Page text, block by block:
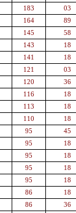
183 03
164 89
145 58
143 18
141 18
121 03
120 36
116 18
113 18
110 18
95 45
95 18
95 18
95 18
95 18
86 18
86 36